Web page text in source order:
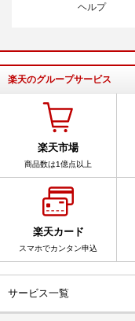
ヘルプ
楽天のグループサービス
楽天市場
商品数は1億点以上
楽天カード
スマホでカンタン申込
サービス一覧